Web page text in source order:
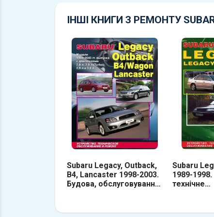
ІНШІ КНИГИ З РЕМОНТУ
Subaru Legacy, Outback,
B4, Lancaster 1998-2003.
Будова, обслуговування,
Subaru
1989-
технічне